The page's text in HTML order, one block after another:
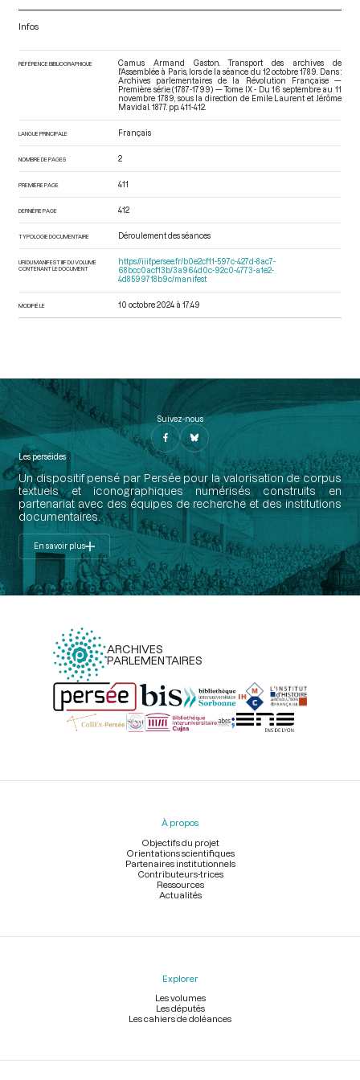
Infos
RÉFÉRENCE BIBLIOGRAPHIQUE
Camus Armand Gaston. Transport des archives de
l'Assemblée à Paris, lors de la séance du 12 octobre 1789. Dans :
Archives parlementaires de la Révolution Française —
Première série (1787-1799) — Tome IX - Du 16 septembre au 11
novembre 1789 , sous la direction de Emile Laurent et Jérôme
Mavidal. 1877. pp. 411-412.
LANGUE PRINCIPALE Français
NOMBRE DE PAGES 2
PREMIÈRE PAGE 411
DERNIÈRE PAGE 412
TYPOLOGIE DOCUMENTAIRE Déroulement des séances
URI DU MANIFEST IIIF DU VOLUME
CONTENANT LE DOCUMENT
https://iiif.persee.fr/b0e2cf11-597c-427d-8ac7-
68bcc0acf13b/3a964d0c-92c0-4773-a1e2-
4d8599718b9c/manifest
MODIFIÉ LE 10 octobre 2024 à 17:49
Suivez-nous
Les perséides
Un dispositif pensé par Persée pour la valorisation de corpus
textuels et iconographiques numérisés construits en
partenariat avec des équipes de recherche et des institutions
documentaires.
En savoir plus
ARCHIVES
PARLEMENTAIRES
Menu
À propos
Objectifs du projet
Orientations scientifiques
Partenaires institutionnels
Contributeurs-trices
Ressources
Actualités
Explorer
Les volumes
Les députés
Les cahiers de doléances